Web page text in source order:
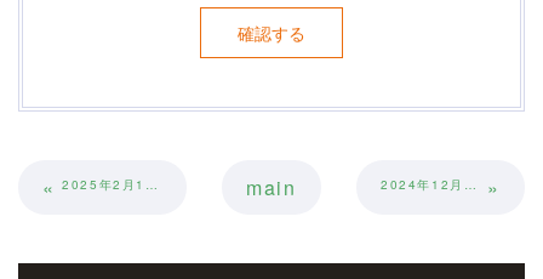
« 2025年2月11日活動報告 main 2024年12月26日活動報告 »